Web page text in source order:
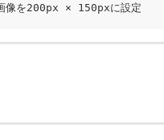
200px × 150pxに設定